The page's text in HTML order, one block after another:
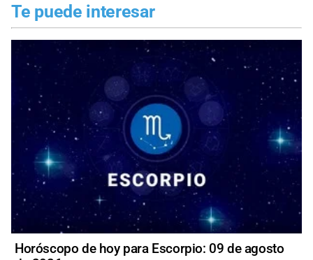
Te puede interesar
Horóscopo de hoy para Escorpio: 09 de agosto